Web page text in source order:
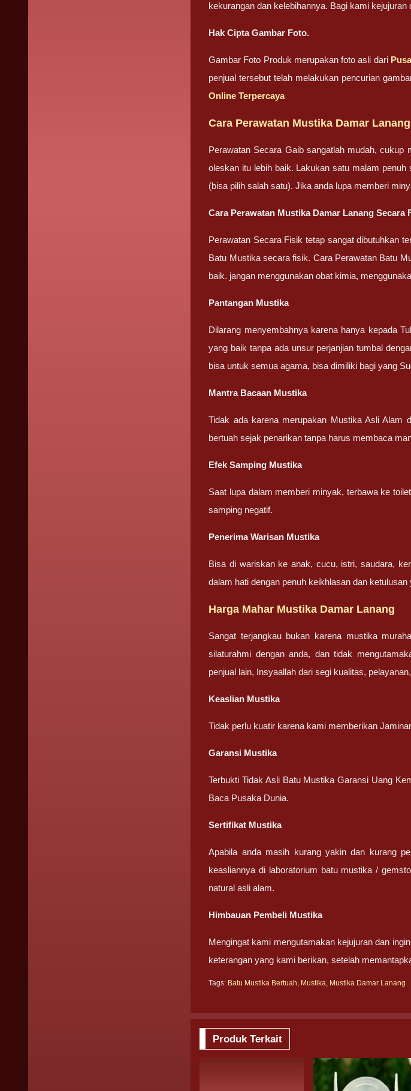
kekurangan dan kelebihannya. Bagi kami
Hak Cipta Gambar Foto.
Gambar Foto Produk merupakan foto asli dari
penjual tersebut telah melakukan pencurian
Online Terpercaya
Cara Perawatan Mustika Damar
Perawatan Secara Gaib sangatlah mudah,
oleskan itu lebih baik. Lakukan satu malam
(bisa pilih salah satu). Jika anda lupa memberi
Cara Perawatan Mustika Damar Lanang Secara
Perawatan Secara Fisik tetap sangat dibutuhkan
Batu Mustika secara fisik. Cara Perawatan Batu
baik. jangan menggunakan obat kimia,
Pantangan Mustika
Dilarang menyembahnya karena hanya kepada
yang baik tanpa ada unsur perjanjian tumbal
bisa untuk semua agama, bisa dimiliki bagi yang
Mantra Bacaan Mustika
Tidak ada karena merupakan Mustika Asli Alam
bertuah sejak penarikan tanpa harus membaca
Efek Samping Mustika
Saat lupa dalam memberi minyak, terbawa ke
samping negatif.
Penerima Warisan Mustika
Bisa di wariskan ke anak, cucu, istri, saudara,
dalam hati dengan penuh keikhlasan dan ketulusan
Harga Mahar Mustika Damar Lanang
Sangat terjangkau bukan karena mustika
silaturahmi dengan anda, dan tidak
penjual lain, Insyaallah dari segi kualitas,
Keaslian Mustika
Tidak perlu kuatir karena kami memberikan
Garansi Mustika
Terbukti Tidak Asli Batu Mustika Garansi Uang
Baca Pusaka Dunia.
Sertifikat Mustika
Apabila anda masih kurang yakin dan kurang
keasliannya di laboratorium batu mustika /
natural asli alam.
Himbauan Pembeli Mustika
Mengingat kami mengutamakan kejujuran dan
keterangan yang kami berikan, setelah
Tags: Batu Mustika Bertuah, Mustika, Mustika Damar Lanang
Produk Terkait